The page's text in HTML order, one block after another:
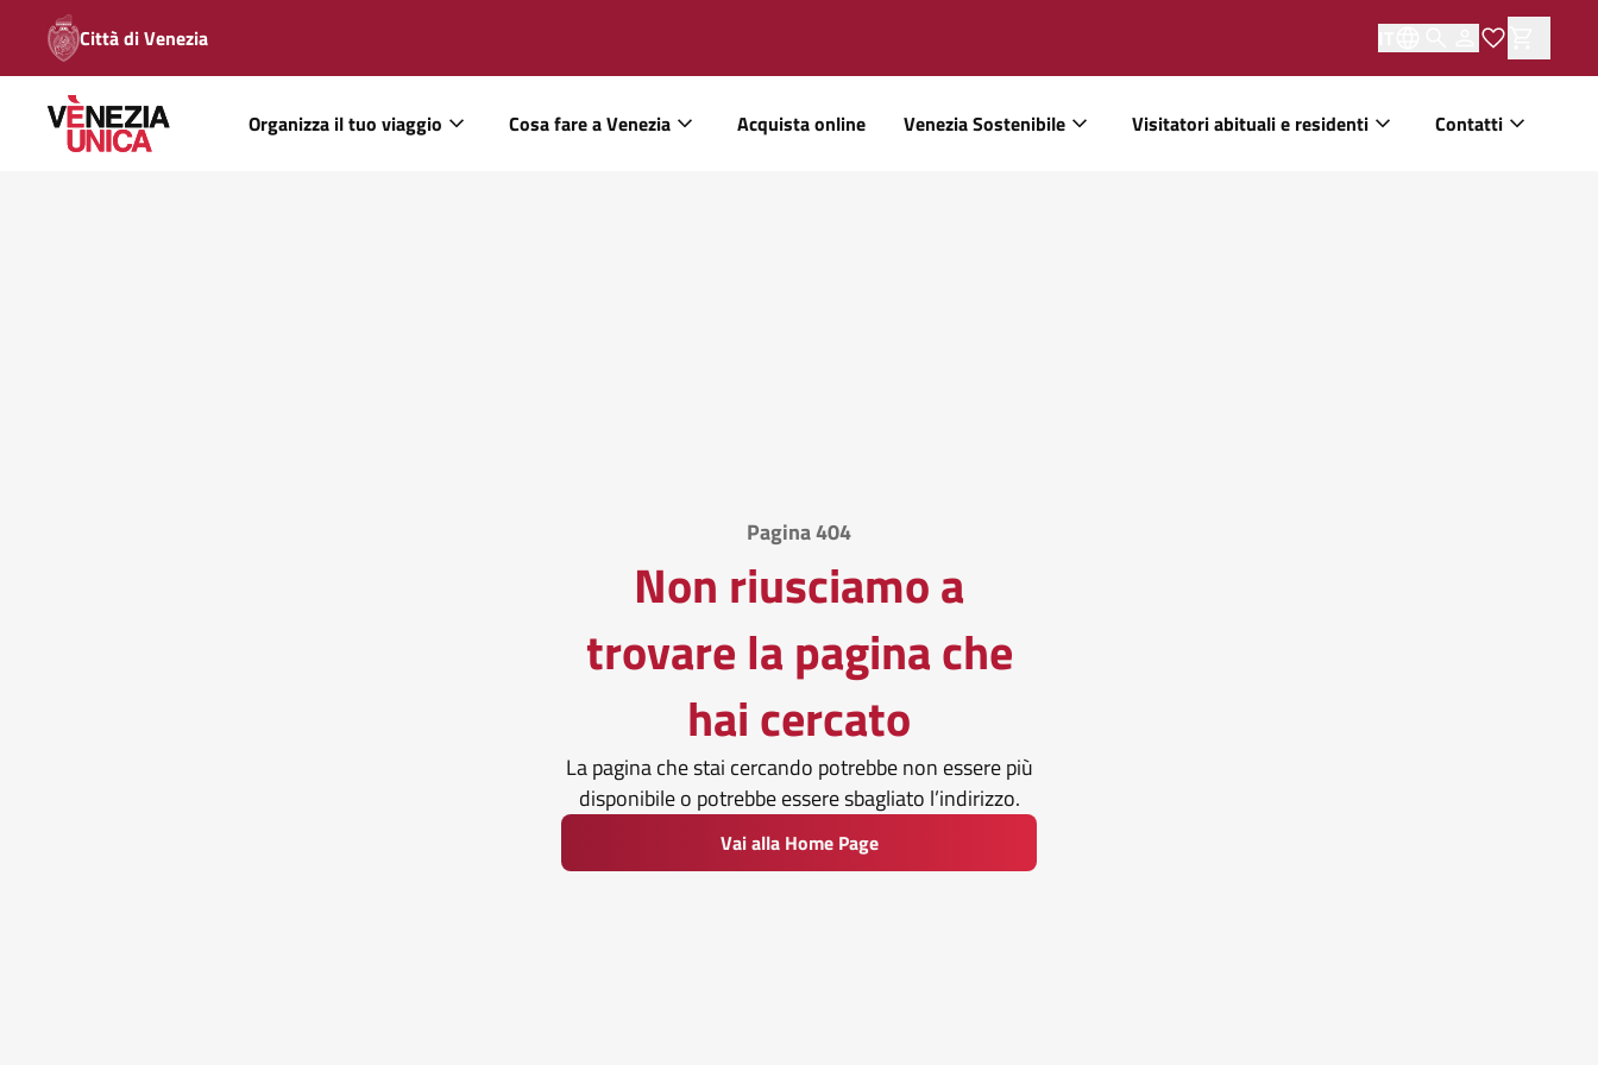
Città di Venezia
Organizza il tuo viaggio Cosa fare a Venezia Acquista online Venezia Sostenibile Visitatori abituali e residenti Contatti
Pagina 404
Non riusciamo a
trovare la pagina che
hai cercato
La pagina che stai cercando potrebbe non essere più
disponibile o potrebbe essere sbagliato l’indirizzo.
Vai alla Home Page